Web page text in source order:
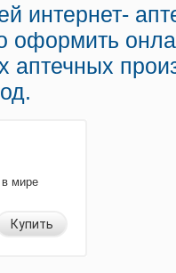
интернет-
оформить
аптечных
мире
Купить